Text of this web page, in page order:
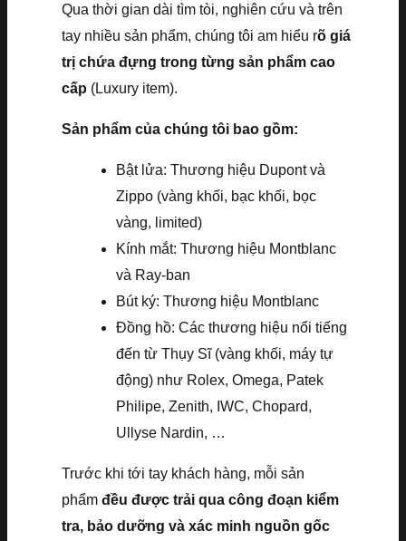
Qua thời gian dài tìm tòi, nghiên cứu và trên
tay nhiều sản phẩm, chúng tôi am hiểu rõ giá
trị chứa đựng trong từng sản phẩm cao
cấp (Luxury item).
Sản phẩm của chúng tôi bao gồm:
Bật lửa: Thương hiệu Dupont và
Zippo (vàng khối, bạc khối, bọc
vàng, limited)
Kính mắt: Thương hiệu Montblanc
và Ray-ban
Bút ký: Thương hiệu Montblanc
Đồng hồ: Các thương hiệu nổi tiếng
đến từ Thụy Sĩ (vàng khối, máy tự
động) như Rolex, Omega, Patek
Philipe, Zenith, IWC, Chopard,
Ullyse Nardin, …
Trước khi tới tay khách hàng, mỗi sản
phẩm đều được trải qua công đoạn kiểm
tra, bảo dưỡng và xác minh nguồn gốc